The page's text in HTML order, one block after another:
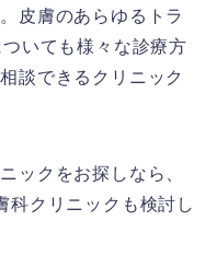
皮膚のあらゆるトラ
いても様々な診療方
談できるクリニック
ックをお探しなら、
科クリニックも検討し